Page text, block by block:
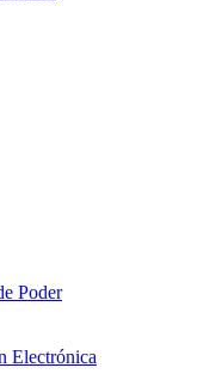
Poder
Electrónica